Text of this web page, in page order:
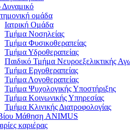
ομάδα
Ιατρική Ομάδα
Τμήμα Νοσηλείας
Τμήμα Φυσικοθεραπείας
Τμήμα Υδροθεραπείας
Παιδικό Τμήμα Νευροεξελικτικής
Τμήμα Εργοθεραπείας
Τμήμα Λογοθεραπείας
Τμήμα Ψυχολογικής Υποστήριξης
Τμήμα Κοινωνικής Υπηρεσίας
Τμήμα Κλινικής Διατροφολογίας
Μάθηση ANIMUS
καριέρας